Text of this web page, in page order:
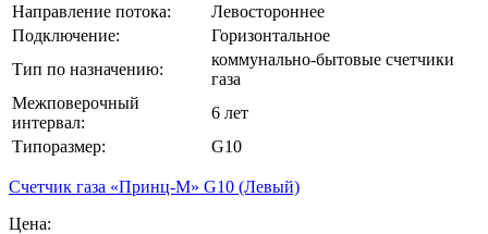
Направление потока:
Левостороннее
Подключение:
Горизонтальное
Тип по назначению:
коммунально-бытовые счетчики
газа
Межповерочный
интервал:
6 лет
Типоразмер:
G10
Счетчик газа «Принц-М» G10 (Левый)
Цена: